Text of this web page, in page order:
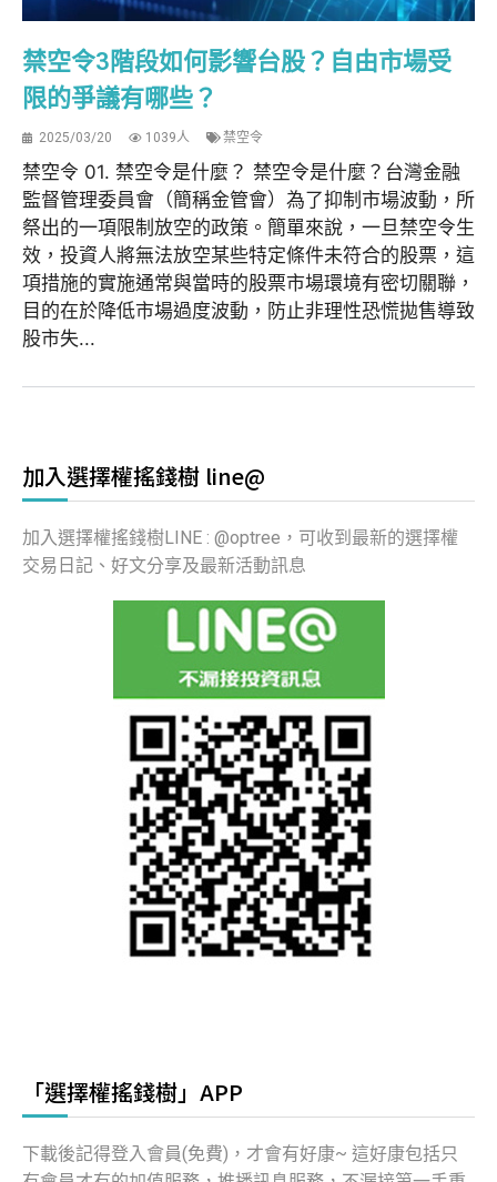
禁空令3階段如何影響台股？自由市場受
限的爭議有哪些？
2025/03/20 1039人 禁空令
禁空令 01. 禁空令是什麼？ 禁空令是什麼？台灣金融
監督管理委員會（簡稱金管會）為了抑制市場波動，所
祭出的一項限制放空的政策。簡單來說，一旦禁空令生
效，投資人將無法放空某些特定條件未符合的股票，這
項措施的實施通常與當時的股票市場環境有密切關聯，
目的在於降低市場過度波動，防止非理性恐慌拋售導致
股市失...
加入選擇權搖錢樹 line@
加入選擇權搖錢樹LINE : @optree，可收到最新的選擇權
交易日記、好文分享及最新活動訊息
「選擇權搖錢樹」APP
下載後記得登入會員(免費)，才會有好康~ 這好康包括只